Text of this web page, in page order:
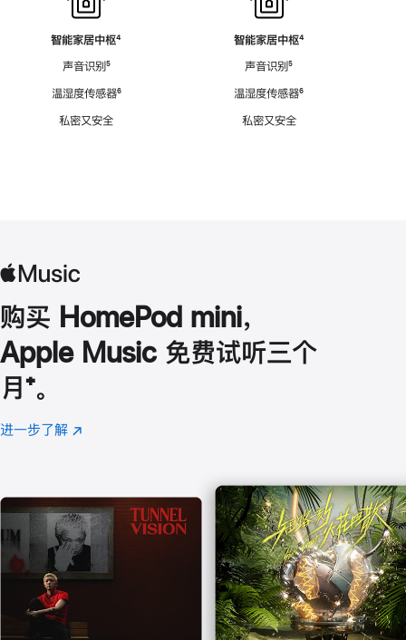
智能家居中枢脚
⁴
声音识别脚
⁵
温湿度传感器脚
⁶
私密又安全
智能家居中枢脚
⁴
声音识别脚
⁵
温湿度传感器脚
⁶
私密又安全
购买 HomePod mini，
Apple Music 免费试听三个
月 脚
注
⁺。
进一步了解 Apple
(在
口
中
打
开)